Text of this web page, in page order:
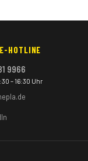
HOTLINE
9966
– 16:30 Uhr